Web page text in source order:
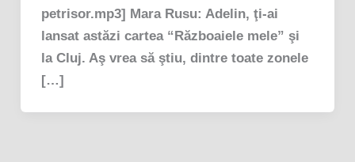
petrisor.mp3] Mara Rusu: Adelin, ţi-ai
lansat astăzi cartea “Războaiele mele” şi
la Cluj. Aş vrea să ştiu, dintre toate zonele
[…]